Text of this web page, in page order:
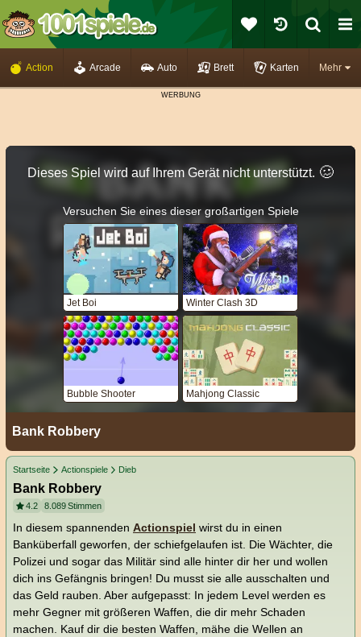
Mehr
Action Arcade Auto Brett Karten
Dieses Spiel wird auf Ihrem Gerät nicht unterstützt. 🥴️
Versuchen Sie eines dieser großartigen Spiele
Jet Boi Winter Clash 3D
Bubble Shooter Mahjong Classic
Bank Robbery
Startseite Actionspiele Dieb
Bank Robbery
4.2 8.089Stimmen
In diesem spannenden Actionspiel wirst du in einen
Banküberfall geworfen, der schiefgelaufen ist. Die Wächter, die
Polizei und sogar das Militär sind alle hinter dir her und wollen
dich ins Gefängnis bringen! Du musst sie alle ausschalten und
das Geld rauben. Aber aufgepasst: In jedem Level werden es
mehr Gegner mit größeren Waffen, die dir mehr Schaden
machen. Kauf dir die besten Waffen, mähe die Wellen an